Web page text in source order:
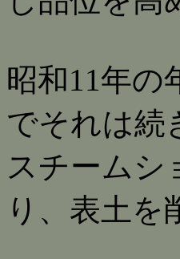
昭和11年の
でそれは続
スチームシ
り、表土を